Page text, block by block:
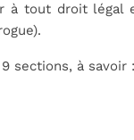
à tout droit légal
sections, à savoir :